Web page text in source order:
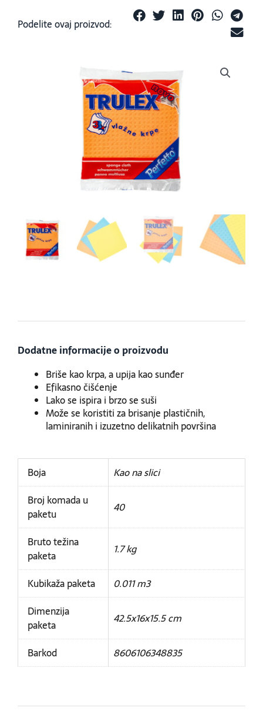
Podelite ovaj proizvod:
Dodatne informacije o proizvodu
Briše kao krpa, a upija kao sunđer
Efikasno čišćenje
Lako se ispira i brzo se suši
Može se koristiti za brisanje plastičnih,
laminiranih i izuzetno delikatnih površina
Boja
Kao na slici
Broj komada u
paketu
40
Bruto težina
paketa
1.7 kg
Kubikaža paketa
0.011 m3
Dimenzija
paketa
42.5x16x15.5 cm
Barkod 8606106348835